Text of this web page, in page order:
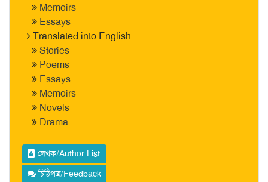
Memoirs
Essays
Translated into English
Stories
Poems
Essays
Memoirs
Novels
Drama
লেখক/Author List
চিঠিপত্র/Feedback